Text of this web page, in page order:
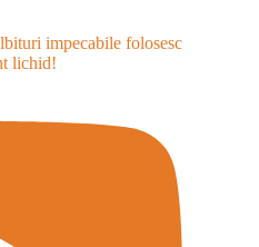
impecabile folosesc
lichid!